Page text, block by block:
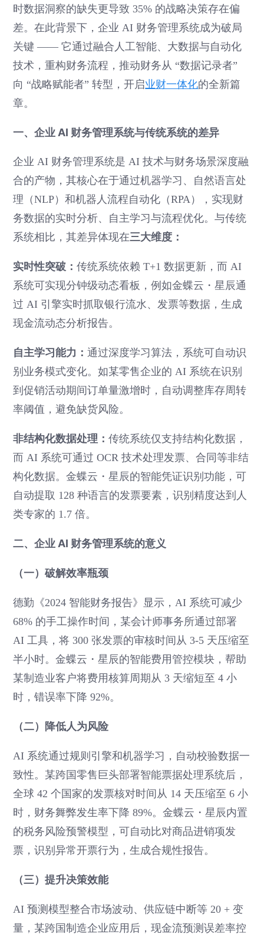
时数据洞察的缺失更导致 35% 的战略决策存在偏
差。在此背景下，企业 AI 财务管理系统成为破局
关键 —— 它通过融合人工智能、大数据与自动化
技术，重构财务流程，推动财务从 “数据记录者”
向 “战略赋能者” 转型，开启业财一体化的全新篇
章。
一、企业 AI 财务管理系统与传统系统的差异
企业 AI 财务管理系统是 AI 技术与财务场景深度融
合的产物，其核心在于通过机器学习、自然语言处
理（NLP）和机器人流程自动化（RPA），实现财
务数据的实时分析、自主学习与流程优化。与传统
系统相比，其差异体现在三大维度：
实时性突破：传统系统依赖 T+1 数据更新，而 AI
系统可实现分钟级动态看板，例如金蝶云・星辰通
过 AI 引擎实时抓取银行流水、发票等数据，生成
现金流动态分析报告。
自主学习能力：通过深度学习算法，系统可自动识
别业务模式变化。如某零售企业的 AI 系统在识别
到促销活动期间订单量激增时，自动调整库存周转
率阈值，避免缺货风险。
非结构化数据处理：传统系统仅支持结构化数据，
而 AI 系统可通过 OCR 技术处理发票、合同等非结
构化数据。金蝶云・星辰的智能凭证识别功能，可
自动提取 128 种语言的发票要素，识别精度达到人
类专家的 1.7 倍。
二、企业 AI 财务管理系统的意义
（一）破解效率瓶颈
德勤《2024 智能财务报告》显示，AI 系统可减少
68% 的手工操作时间，某会计师事务所通过部署
AI 工具，将 300 张发票的审核时间从 3-5 天压缩至
半小时。金蝶云・星辰的智能费用管控模块，帮助
某制造业客户将费用核算周期从 3 天缩短至 4 小
时，错误率下降 92%。
（二）降低人为风险
AI 系统通过规则引擎和机器学习，自动校验数据一
致性。某跨国零售巨头部署智能票据处理系统后，
全球 42 个国家的发票核对时间从 14 天压缩至 6 小
时，财务舞弊发生率下降 89%。金蝶云・星辰内置
的税务风险预警模型，可自动比对商品进销项发
票，识别异常开票行为，生成合规性报告。
（三）提升决策效能
AI 预测模型整合市场波动、供应链中断等 20 + 变
量，某跨国制造企业应用后，现金流预测误差率控